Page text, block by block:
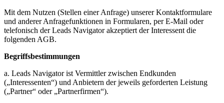
Mit dem Nutzen (Stellen einer Anfrage) unserer Kontaktformulare
und anderer Anfragefunktionen in Formularen, per E-Mail oder
telefonisch der Leads Navigator akzeptiert der Interessent die
folgenden AGB.
Begriffsbestimmungen
a. Leads Navigator ist Vermittler zwischen Endkunden
(„Interessenten“) und Anbietern der jeweils geforderten Leistung
(„Partner“ oder „Partnerfirmen“).